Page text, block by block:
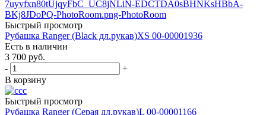
Быстрый просмотр
Рубашка Ranger (Black дл.рукав)XS 00-00001936
Есть в наличии
3 700 руб.
-
+
В корзину
Быстрый просмотр
Рубашка Ranger (Cерая дл.рукав)L 00-00001166